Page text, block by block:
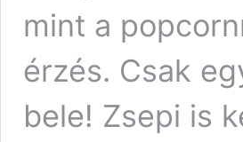
mint a
érzés. Csak
bele! Zsepi is